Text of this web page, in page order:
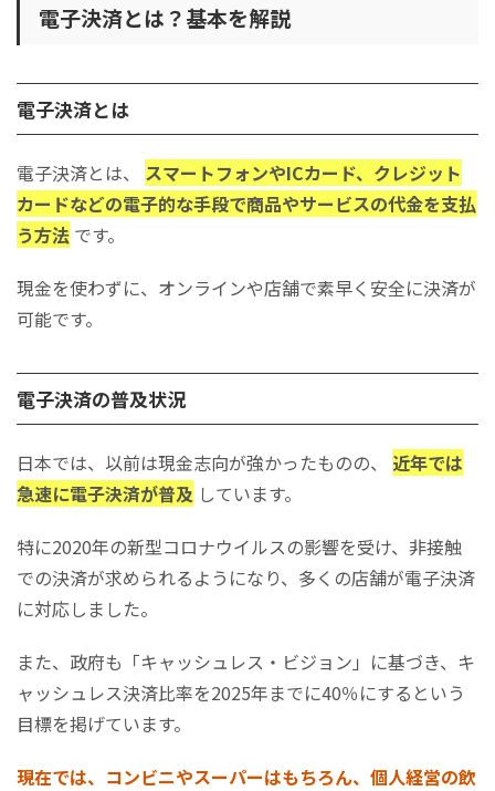
レジ業務や売上管理の効率化
リピーターを獲得しやすくなる
インバウンド需要に対応できる
店舗に電子決済を導入するデメリット・注意点
決済手数料がかかる
導入コストがかかる
高額な取引では利用できない決済方法もある
現金化に時間がかかる
決済機関と直接契約する
決済代行会社を利用する
店舗に導入する電子決済サービスの選定ポイント
ユーザー層とユーザー数
オペレーションしやすいか
トラブル時のサポート体制
対応している決済手段
【顧客向け】電子決済のメリットとデメリット
【顧客向け】電子決済のメリット
【顧客向け】電子決済のデメリット
まとめ
電子決済とは？基本を解説
電子決済とは
電子決済とは、 スマートフォンやICカード、クレジット
カードなどの電子的な手段で商品やサービスの代金を支払
う方法 です。
現金を使わずに、オンラインや店舗で素早く安全に決済が
可能です。
電子決済の普及状況
日本では、以前は現金志向が強かったものの、 近年では
急速に電子決済が普及 しています。
特に2020年の新型コロナウイルスの影響を受け、非接触
での決済が求められるようになり、多くの店舗が電子決済
に対応しました。
また、政府も「キャッシュレス・ビジョン」に基づき、キ
ャッシュレス決済比率を2025年までに40％にするという
目標を掲げています。
現在では、コンビニやスーパーはもちろん、個人経営の飲